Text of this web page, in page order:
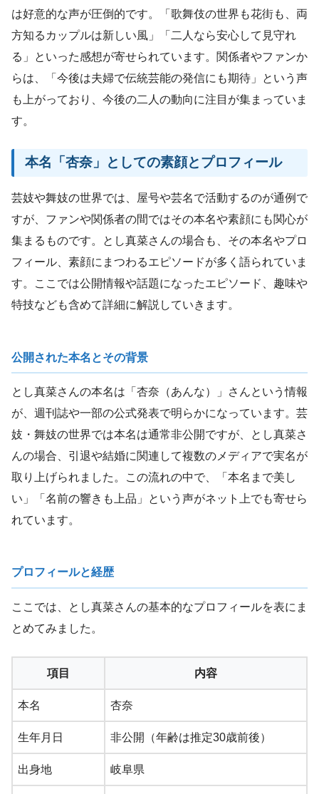
は好意的な声が圧倒的です。「歌舞伎の世界も花街も、両
方知るカップルは新しい風」「二人なら安心して見守れ
る」といった感想が寄せられています。関係者やファンか
らは、「今後は夫婦で伝統芸能の発信にも期待」という声
も上がっており、今後の二人の動向に注目が集まっていま
す。
本名「杏奈」としての素顔とプロフィール
芸妓や舞妓の世界では、屋号や芸名で活動するのが通例で
すが、ファンや関係者の間ではその本名や素顔にも関心が
集まるものです。とし真菜さんの場合も、その本名やプロ
フィール、素顔にまつわるエピソードが多く語られていま
す。ここでは公開情報や話題になったエピソード、趣味や
特技なども含めて詳細に解説していきます。
公開された本名とその背景
とし真菜さんの本名は「杏奈（あんな）」さんという情報
が、週刊誌や一部の公式発表で明らかになっています。芸
妓・舞妓の世界では本名は通常非公開ですが、とし真菜さ
んの場合、引退や結婚に関連して複数のメディアで実名が
取り上げられました。この流れの中で、「本名まで美し
い」「名前の響きも上品」という声がネット上でも寄せら
れています。
プロフィールと経歴
ここでは、とし真菜さんの基本的なプロフィールを表にま
とめてみました。
項目 内容
本名 杏奈
生年月日 非公開（年齢は推定30歳前後）
出身地 岐阜県